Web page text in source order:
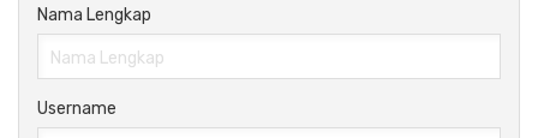
Nama Lengkap
Username